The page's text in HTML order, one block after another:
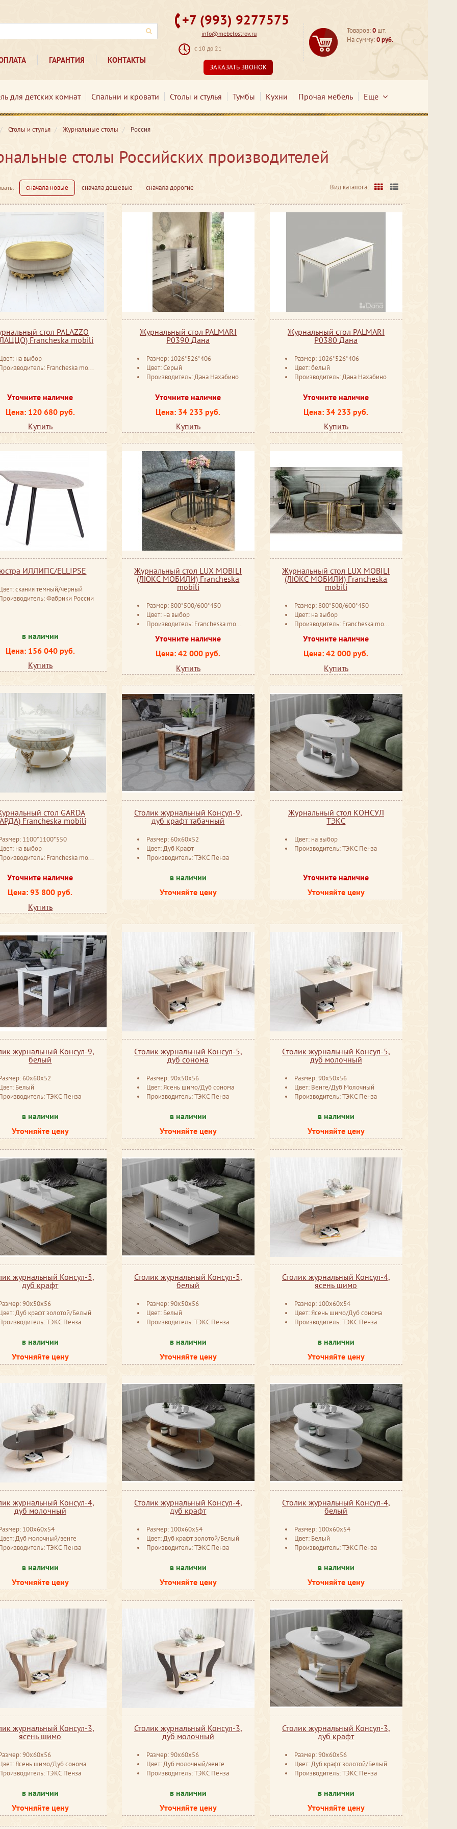
ГАРАНТИЯ КОНТАКТЫ
+7 (993) 9277575
info@mebelostrov.ru
с 10 до 21
ЗАКАЗАТЬ ЗВОНОК
Товаров:0 шт.
На сумму:0 руб.
для детских комнат Спальни и кровати Столы и стулья Тумбы Кухни Прочая мебель Еще
Столы и стулья Журнальные столы Россия
столы Российских производителей
сначала новые сначала дешевые сначала дорогие Вид каталога:
стол PALAZZO
Francheska mobili
на выбор
Francheska mobili Россия
Уточните наличие
Цена: 120 680 руб.
Купить
Журнальный стол PALMARI
P0390 Дана
Размер: 1026*526*406
Цвет: Серый
Производитель: Дана Нахабино
Уточните наличие
Цена: 34 233 руб.
Купить
Журнальный стол PALMARI
P0380 Дана
Размер: 1026*526*406
Цвет: белый
Производитель: Дана Нахабино
Уточните наличие
Цена: 34 233 руб.
Купить
ИЛЛИПС/ELLIPSE
скания темный/черный
Фабрики России
в наличии
Цена: 156 040 руб.
Купить
Журнальный стол LUX MOBILI
(ЛЮКС МОБИЛИ) Francheska
mobili
Размер: 800*500/600*450
Цвет: на выбор
Производитель: Francheska mobili Россия
Уточните наличие
Цена: 42 000 руб.
Купить
Журнальный стол LUX MOBILI
(ЛЮКС МОБИЛИ) Francheska
mobili
Размер: 800*500/600*450
Цвет: на выбор
Производитель: Francheska mobili Россия
Уточните наличие
Цена: 42 000 руб.
Купить
стол GARDA
Francheska mobili
1100*1100*550
на выбор
Francheska mobili Россия
Уточните наличие
Цена: 93 800 руб.
Купить
Столик журнальный Консул-9,
дуб крафт табачный
Размер: 60x60x52
Цвет: Дуб Крафт
Производитель: ТЭКС Пенза
в наличии
Уточняйте цену
Журнальный стол КОНСУЛ
ТЭКС
Цвет: на выбор
Производитель: ТЭКС Пенза
Уточните наличие
Уточняйте цену
журнальный Консул-9,
белый
60x60x52
Белый
ТЭКС Пенза
в наличии
Уточняйте цену
Столик журнальный Консул-5,
дуб сонома
Размер: 90x50x56
Цвет: Ясень шимо/Дуб сонома
Производитель: ТЭКС Пенза
в наличии
Уточняйте цену
Столик журнальный Консул-5,
дуб молочный
Размер: 90x50x56
Цвет: Венге/Дуб Молочный
Производитель: ТЭКС Пенза
в наличии
Уточняйте цену
журнальный Консул-5,
дуб крафт
90x50x56
Дуб крафт золотой/Белый
ТЭКС Пенза
в наличии
Уточняйте цену
Столик журнальный Консул-5,
белый
Размер: 90x50x56
Цвет: Белый
Производитель: ТЭКС Пенза
в наличии
Уточняйте цену
Столик журнальный Консул-4,
ясень шимо
Размер: 100x60x54
Цвет: Ясень шимо/Дуб сонома
Производитель: ТЭКС Пенза
в наличии
Уточняйте цену
журнальный Консул-4,
дуб молочный
100x60x54
Дуб молочный/венге
ТЭКС Пенза
в наличии
Уточняйте цену
Столик журнальный Консул-4,
дуб крафт
Размер: 100x60x54
Цвет: Дуб крафт золотой/Белый
Производитель: ТЭКС Пенза
в наличии
Уточняйте цену
Столик журнальный Консул-4,
белый
Размер: 100x60x54
Цвет: Белый
Производитель: ТЭКС Пенза
в наличии
Уточняйте цену
журнальный Консул-3,
ясень шимо
90x60x56
Ясень шимо/Дуб сонома
ТЭКС Пенза
в наличии
Уточняйте цену
Столик журнальный Консул-3,
дуб молочный
Размер: 90x60x56
Цвет: Дуб молочный/венге
Производитель: ТЭКС Пенза
в наличии
Уточняйте цену
Столик журнальный Консул-3,
дуб крафт
Размер: 90x60x56
Цвет: Дуб крафт золотой/Белый
Производитель: ТЭКС Пенза
в наличии
Уточняйте цену